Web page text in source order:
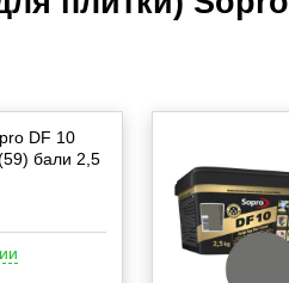
DF 10
бали 2,5